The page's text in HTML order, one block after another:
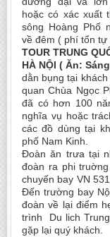
hoặc có xác xuất
sông Hoàng Phố
về đêm ( phí tổn tự
TOUR TRUNG
HÀ NỘI ( Ăn:
dằn bụng tại
quan Chùa Ngọc
đã có hơn 100
nghĩa vụ hoặc
các đồ dùng tại
phố Nam Kinh.
Đoàn ăn trưa tại
đoàn ra phi
chuyến bay VN
Đến trường bay
đoàn về lại điểm
trình Du lich
gặp lại quý khách.